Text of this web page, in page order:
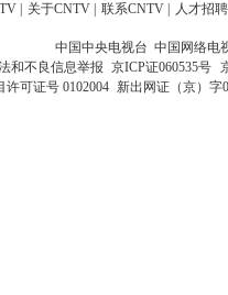
关于CNTV 联系CNTV 人才招聘
中国中央电视台 中国网络电
和不良信息举报 京ICP证060535号
许可证号 0102004 新出网证（京）